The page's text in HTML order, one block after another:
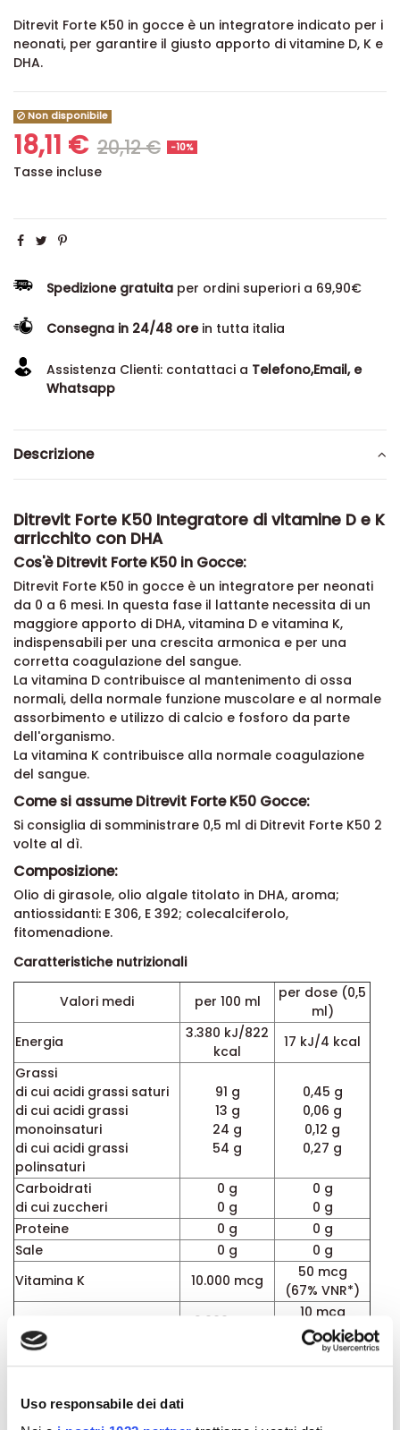
Uso responsabile dei dati
Ditrevit Forte K50 in gocce è un integratore indicato per i
neonati, per garantire il giusto apporto di vitamine D, K e
DHA.
Non disponibile
18,11 € 20,12 € -10%
Tasse incluse
Spedizione gratuita per ordini superiori a 69,90€
Consegna in 24/48 orein tutta italia
Assistenza Clienti: contattaci a Telefono,Email, e
Whatsapp
Descrizione
Ditrevit Forte K50 Integratore di vitamine D e K
arricchito con DHA
Cos'è Ditrevit Forte K50 in Gocce:
Ditrevit Forte K50 in gocce è un integratore per neonati
da 0 a 6 mesi. In questa fase il lattante necessita di un
maggiore apporto di DHA, vitamina D e vitamina K,
indispensabili per una crescita armonica e per una
corretta coagulazione del sangue.
La vitamina D contribuisce al mantenimento di ossa
normali, della normale funzione muscolare e al normale
assorbimento e utilizzo di calcio e fosforo da parte
dell'organismo.
La vitamina K contribuisce alla normale coagulazione
del sangue.
Come si assume Ditrevit Forte K50 Gocce:
Si consiglia di somministrare 0,5 ml di Ditrevit Forte K50 2
volte al dì.
Composizione:
Olio di girasole, olio algale titolato in DHA, aroma;
antiossidanti: E 306, E 392; colecalciferolo,
fitomenadione.
Caratteristiche nutrizionali
Valori medi per 100 ml
per dose (0,5
ml)
Energia
3.380 kJ/822
kcal
17 kJ/4 kcal
Grassi
di cui acidi grassi saturi
di cui acidi grassi
monoinsaturi
di cui acidi grassi
polinsaturi
91 g
13 g
24 g
54 g
0,45 g
0,06 g
0,12 g
0,27 g
Carboidrati
di cui zuccheri
0 g
0 g
0 g
0 g
Proteine
0 g
0 g
Sale
0 g
0 g
Vitamina K
10.000 mcg
50 mcg
(67% VNR*)
Vitamina D
2.000 mcg
10 mcg
(200% VNR*)
400 UI
DHA
4.000 mg 20 mg
*Valori Nutritivi di Riferimento ai sensi del Reg. UE